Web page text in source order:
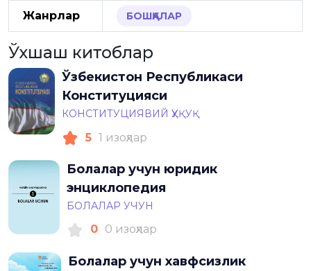
Жанрлар БОШҚАЛАР
Ўхшаш китоблар
Ўзбекистон Республикаси
Конституцияси
КОНСТИТУЦИЯВИЙ ҲУҚУҚ
5 1 изоҳлар
Болалар учун юридик
энциклопедия
БОЛАЛАР УЧУН
0 0 изоҳлар
Болалар учун хавфсизлик